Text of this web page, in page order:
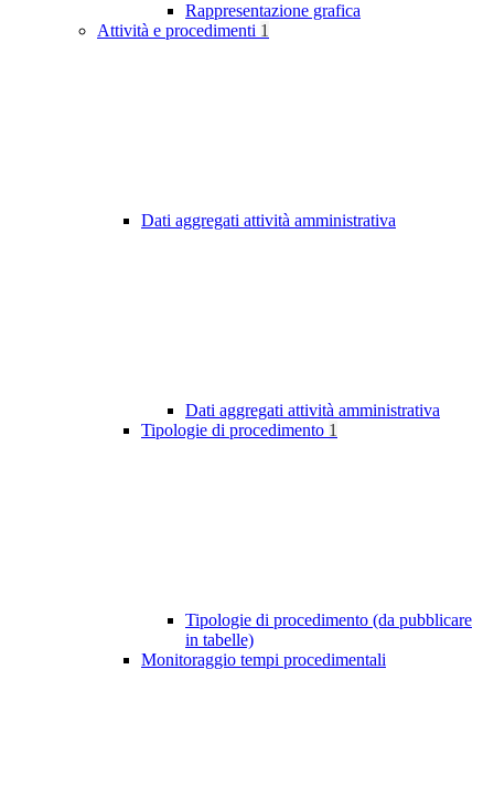
Rappresentazione grafica
Attività e procedimenti 1
Dati aggregati attività amministrativa
Dati aggregati attività amministrativa
Tipologie di procedimento 1
Tipologie di procedimento (da pubblicare
in tabelle)
Monitoraggio tempi procedimentali